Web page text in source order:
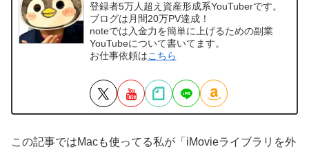
登録者5万人超え資産形成系YouTuberです。
ブログは月間20万PV達成！
noteでは入金力を簡単に上げるための副業
YouTubeについて書いてます。
お仕事依頼はこちら
この記事ではMacも使ってる私が「iMovieライブラリを外